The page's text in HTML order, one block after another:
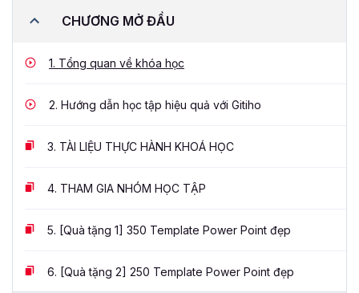
CHƯƠNG MỞ ĐẦU
1. Tổng quan về khóa học
2. Hướng dẫn học tập hiệu quả với Gitiho
3. TÀI LIỆU THỰC HÀNH KHOÁ HỌC
4. THAM GIA NHÓM HỌC TẬP
5. [Quà tặng 1] 350 Template Power Point đẹp
6. [Quà tặng 2] 250 Template Power Point đẹp